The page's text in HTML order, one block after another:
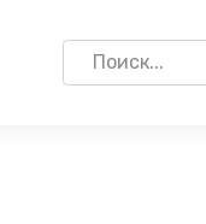
Search
for: